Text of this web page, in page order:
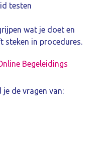
testen
wat je doet en
steken in procedures.
Begeleidings
de vragen van: